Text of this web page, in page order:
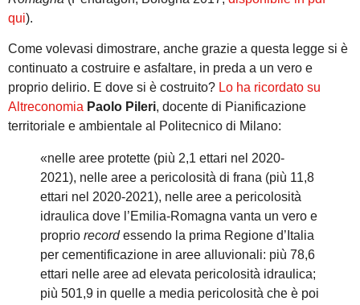
qui).
Come volevasi dimostrare, anche grazie a questa legge si è
continuato a costruire e asfaltare, in preda a un vero e
proprio delirio. E dove si è costruito? Lo ha ricordato su
Altreconomia Paolo Pileri, docente di Pianificazione
territoriale e ambientale al Politecnico di Milano:
«nelle aree protette (più 2,1 ettari nel 2020-
2021), nelle aree a pericolosità di frana (più 11,8
ettari nel 2020-2021), nelle aree a pericolosità
idraulica dove l’Emilia-Romagna vanta un vero e
proprio record essendo la prima Regione d’Italia
per cementificazione in aree alluvionali: più 78,6
ettari nelle aree ad elevata pericolosità idraulica;
più 501,9 in quelle a media pericolosità che è poi